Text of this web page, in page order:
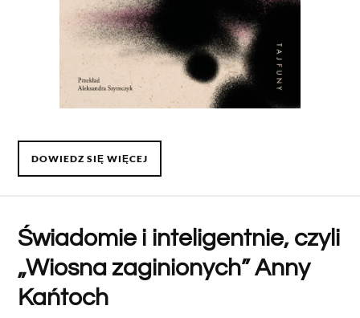
DOWIEDZ SIĘ WIĘCEJ
Świadomie i inteligentnie, czyli
„Wiosna zaginionych” Anny
Kańtoch